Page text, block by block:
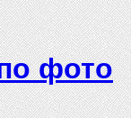
фото